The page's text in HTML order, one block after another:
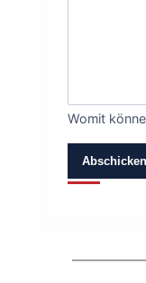
Womit
Abschicken